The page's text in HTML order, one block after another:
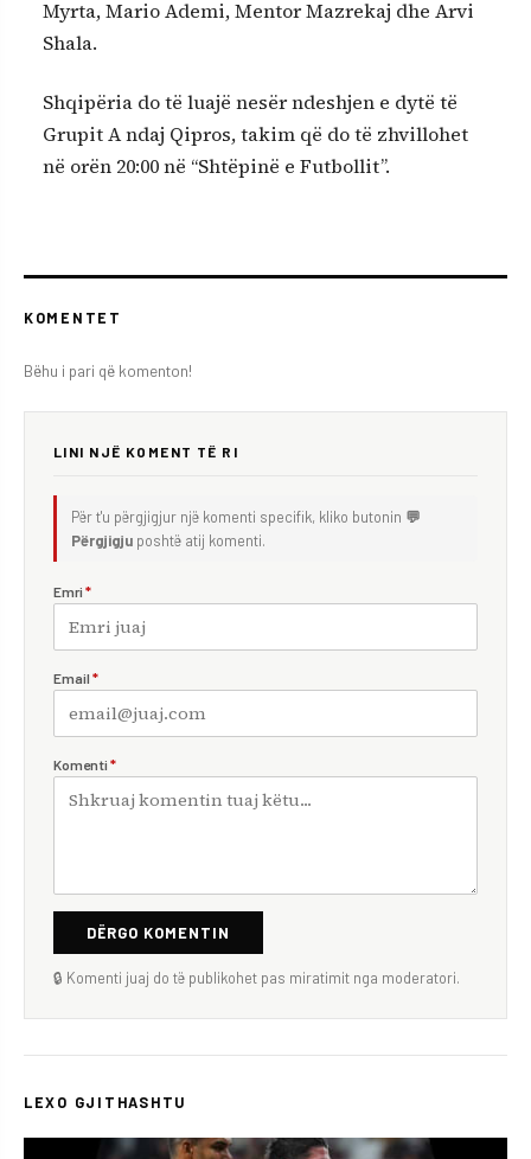
Myrta, Mario Ademi, Mentor Mazrekaj dhe Arvi
Shala.
Shqipëria do të luajë nesër ndeshjen e dytë të
Grupit A ndaj Qipros, takim që do të zhvillohet
në orën 20:00 në “Shtëpinë e Futbollit”.
KOMENTET
Bëhu i pari që komenton!
LINI NJË KOMENT TË RI
Për t'u përgjigjur një komenti specifik, kliko butonin 💬
Përgjigju poshtë atij komenti.
Emri *
Email *
Komenti *
DËRGO KOMENTIN
🔒 Komenti juaj do të publikohet pas miratimit nga moderatori.
LEXO GJITHASHTU